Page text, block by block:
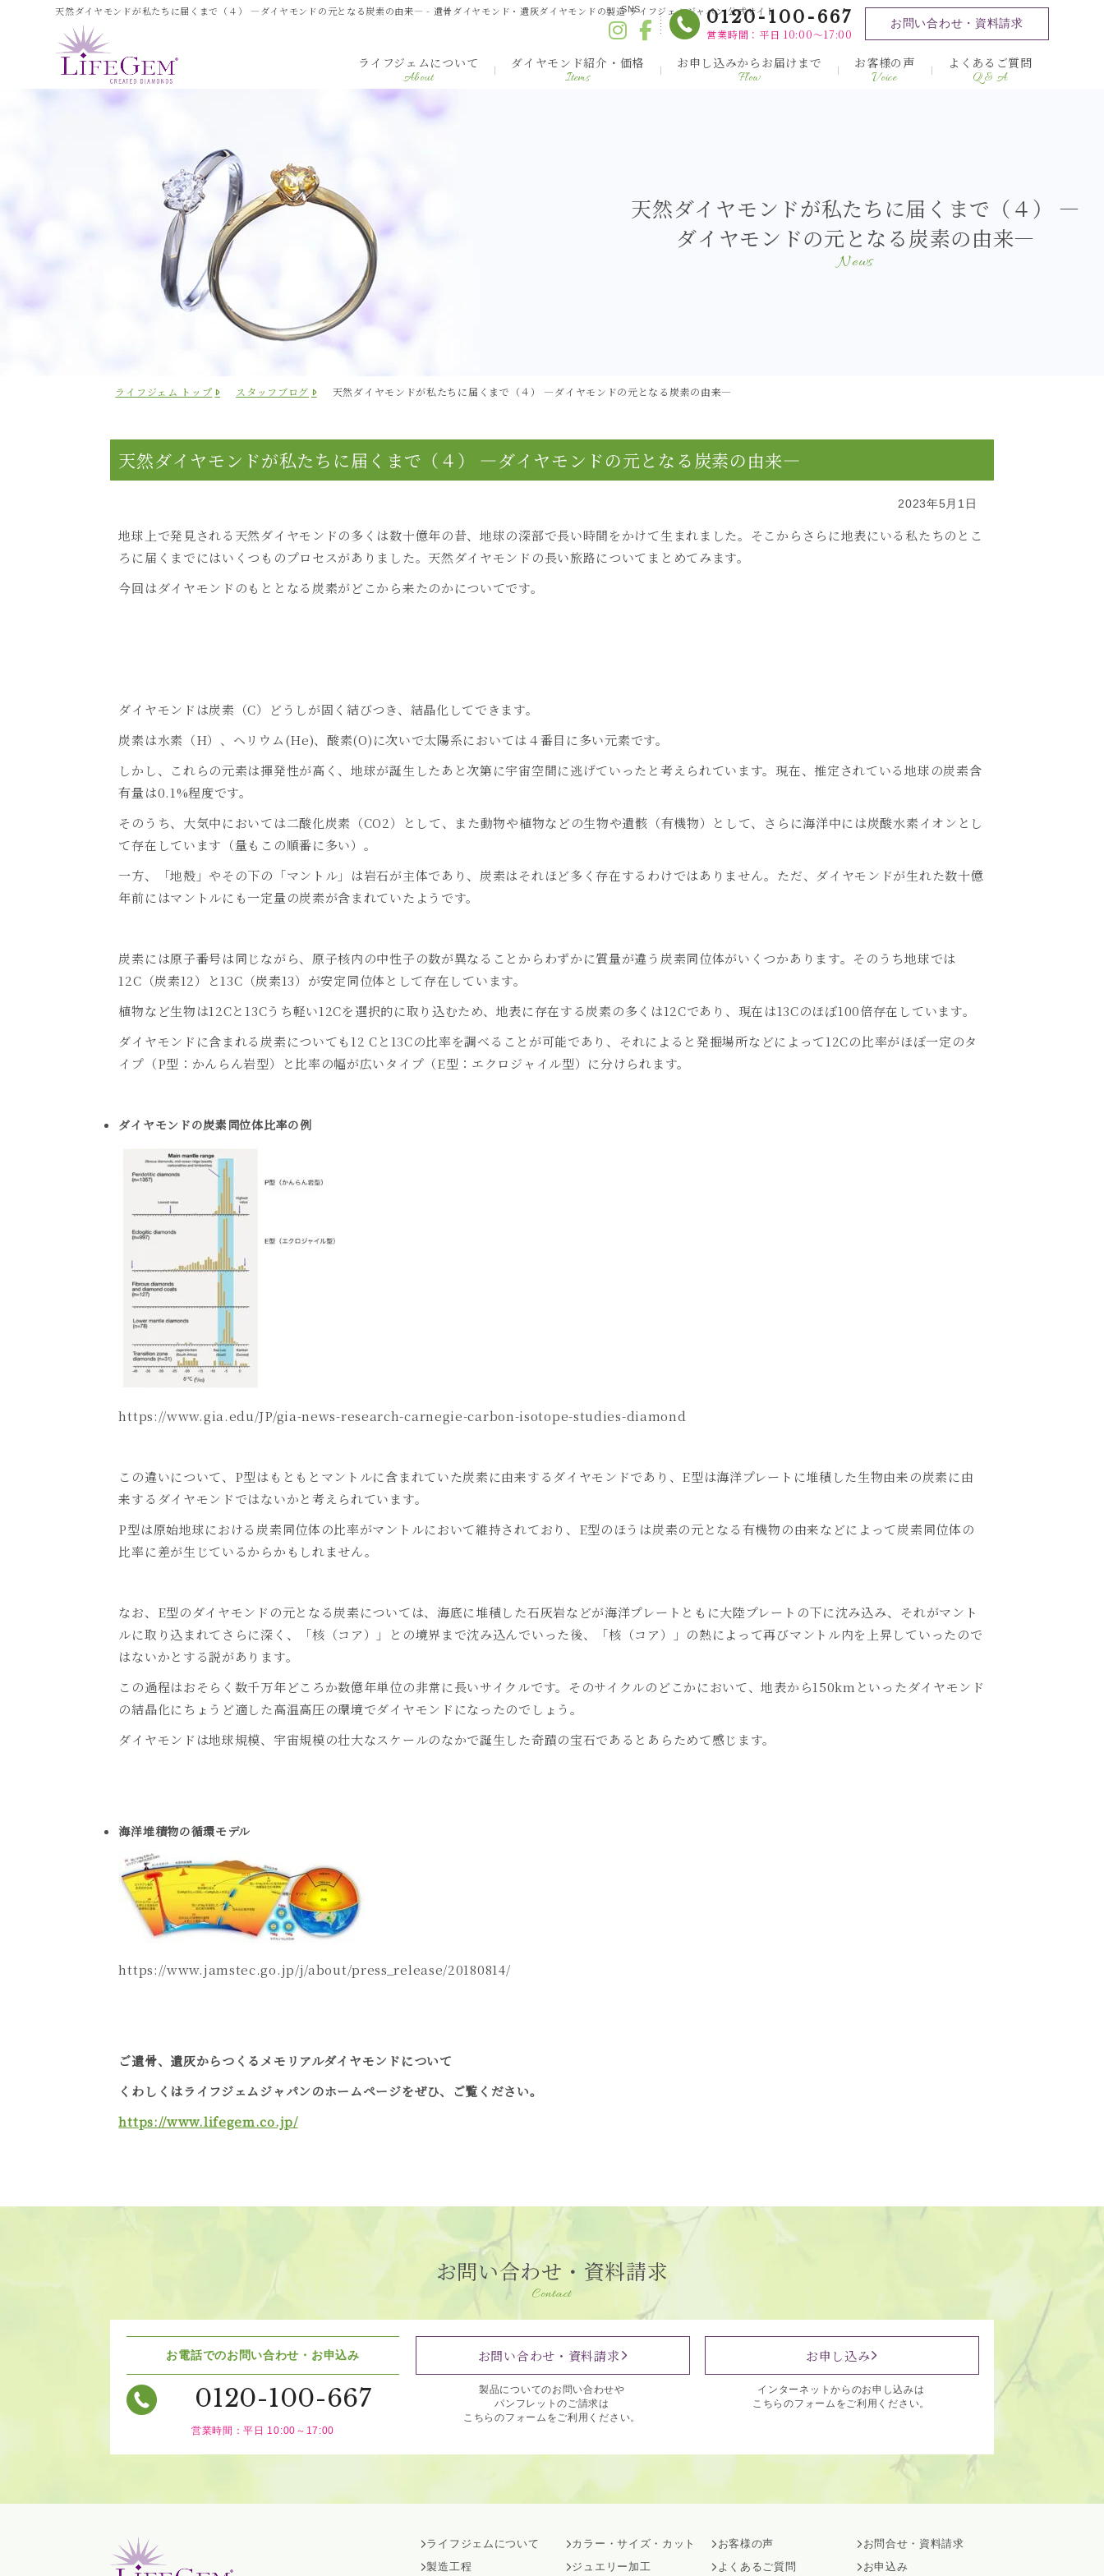
天然ダイヤモンドが私たちに届くまで（４） ―ダイヤモンドの元となる炭素の由来― - 遺骨ダイヤモンド・遺灰ダイヤモンドの製造 ライフジェムジャパン 公式サイト
SNS 0120-100-667
営業時間：平日 10:00～17:00
お問い合わせ・資料請求
ライフジェムについて
About
ダイヤモンド紹介・価格
Items
お申し込みからお届けまで
Flow
お客様の声
Voice
よくあるご質問
Q & A
天然ダイヤモンドが私たちに届くまで（４） ―
ダイヤモンドの元となる炭素の由来―
News
ライフジェム トップ スタッフブログ 天然ダイヤモンドが私たちに届くまで（４） ―ダイヤモンドの元となる炭素の由来―
天然ダイヤモンドが私たちに届くまで（４） ―ダイヤモンドの元となる炭素の由来―
2023年5月1日
地球上で発見される天然ダイヤモンドの多くは数十億年の昔、地球の深部で長い時間をかけて生まれました。そこからさらに地表にいる私たちのとこ
ろに届くまでにはいくつものプロセスがありました。天然ダイヤモンドの長い旅路についてまとめてみます。
今回はダイヤモンドのもととなる炭素がどこから来たのかについてです。
ダイヤモンドは炭素（C）どうしが固く結びつき、結晶化してできます。
炭素は水素（H）、ヘリウム(He)、酸素(O)に次いで太陽系においては４番目に多い元素です。
しかし、これらの元素は揮発性が高く、地球が誕生したあと次第に宇宙空間に逃げていったと考えられています。現在、推定されている地球の炭素含
有量は0.1%程度です。
そのうち、大気中においては二酸化炭素（CO2）として、また動物や植物などの生物や遺骸（有機物）として、さらに海洋中には炭酸水素イオンとし
て存在しています（量もこの順番に多い）。
一方、「地殻」やその下の「マントル」は岩石が主体であり、炭素はそれほど多く存在するわけではありません。ただ、ダイヤモンドが生れた数十億
年前にはマントルにも一定量の炭素が含まれていたようです。
炭素には原子番号は同じながら、原子核内の中性子の数が異なることからわずかに質量が違う炭素同位体がいくつかあります。そのうち地球では
12C （炭素12）と13C （炭素13）が安定同位体として存在しています。
植物など生物は12Cと13Cうち軽い12Cを選択的に取り込むため、地表に存在する炭素の多くは12Cであり、現在は13Cのほぼ100倍存在しています。
ダイヤモンドに含まれる炭素についても12 Cと13Cの比率を調べることが可能であり、それによると発掘場所などによって12Cの比率がほぼ一定のタ
イプ（P型：かんらん岩型）と比率の幅が広いタイプ（E型：エクロジャイル型）に分けられます。
ダイヤモンドの炭素同位体比率の例
https://www.gia.edu/JP/gia-news-research-carnegie-carbon-isotope-studies-diamond
この違いについて、 P型はもともとマントルに含まれていた炭素に由来するダイヤモンドであり、 E型は海洋プレートに堆積した生物由来の炭素に由
来するダイヤモンドではないかと考えられています。
P型は原始地球における炭素同位体の比率がマントルにおいて維持されており、 E型のほうは炭素の元となる有機物の由来などによって炭素同位体の
比率に差が生じているからかもしれません。
なお、 E型のダイヤモンドの元となる炭素については、海底に堆積した石灰岩などが海洋プレートともに大陸プレートの下に沈み込み、それがマント
ルに取り込まれてさらに深く、「核（コア）」との境界まで沈み込んでいった後、「核（コア）」の熱によって再びマントル内を上昇していったので
はないかとする説があります。
この過程はおそらく数千万年どころか数億年単位の非常に長いサイクルです。そのサイクルのどこかにおいて、地表から150km といったダイヤモンド
の結晶化にちょうど適した高温高圧の環境でダイヤモンドになったのでしょう。
ダイヤモンドは地球規模、宇宙規模の壮大なスケールのなかで誕生した奇蹟の宝石であるとあらためて感じます。
海洋堆積物の循環モデル
https://www.jamstec.go.jp/j/about/press_release/20180814/
ご遺骨、遺灰からつくるメモリアルダイヤモンドについて
くわしくはライフジェムジャパンのホームページをぜひ、ご覧ください。
https://www.lifegem.co.jp/
お問い合わせ・資料請求
Contact
お電話でのお問い合わせ・お申込み
0120-100-667
営業時間：平日 10:00～17:00
お問い合わせ・資料請求
製品についてのお問い合わせや
パンフレットのご請求は
こちらのフォームをご利用ください。
お申し込み
インターネットからのお申し込みは
こちらのフォームをご利用ください。
ライフジェムについて
製造工程
カラー・サイズ・カット
ジュエリー加工
お客様の声
よくあるご質問
お問合せ・資料請求
お申込み